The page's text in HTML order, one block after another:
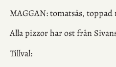
MAGGAN:tomatsås, toppad
Alla pizzor har ostfrån
Tillval: